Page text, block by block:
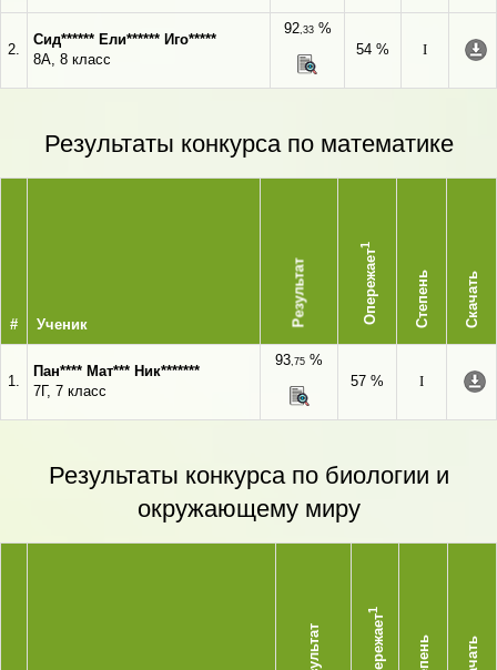
2.
Сид****** Ели****** Иго*****
8А, 8 класс
92,33%
54 %
I
Результаты конкурса по математике
# Ученик Результат Опережает
1
Степень Скачать
1.
Пан**** Мат*** Ник*******
7Г, 7 класс
93,75 %
57 %
I
Результаты конкурса по биологии и
окружающему миру
Опережает
1